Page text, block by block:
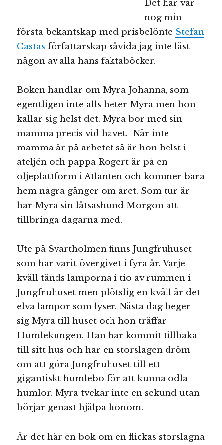
Det här var
nog min
första bekantskap med prisbelönte Stefan
Castas författarskap såvida jag inte läst
någon av alla hans faktaböcker.
Boken handlar om Myra Johanna, som
egentligen inte alls heter Myra men hon
kallar sig helst det. Myra bor med sin
mamma precis vid havet. När inte
mamma är på arbetet så är hon helst i
ateljén och pappa Rogert är på en
oljeplattform i Atlanten och kommer bara
hem några gånger om året. Som tur är
har Myra sin låtsashund Morgon att
tillbringa dagarna med.
Ute på Svartholmen finns Jungfruhuset
som har varit övergivet i fyra år. Varje
kväll tänds lamporna i tio av rummen i
Jungfruhuset men plötslig en kväll är det
elva lampor som lyser. Nästa dag beger
sig Myra till huset och hon träffar
Humlekungen. Han har kommit tillbaka
till sitt hus och har en storslagen dröm
om att göra Jungfruhuset till ett
gigantiskt humlebo för att kunna odla
humlor. Myra tvekar inte en sekund utan
börjar genast hjälpa honom.
Är det här en bok om en flickas storslagna